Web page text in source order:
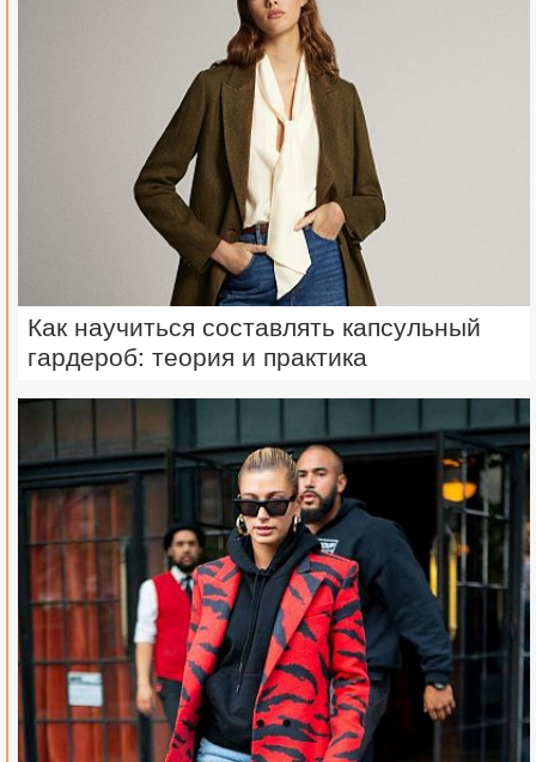
Как научиться составлять капсульный
гардероб: теория и практика